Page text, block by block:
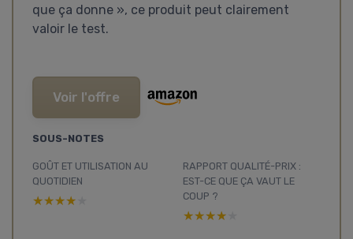
que ça donne », ce produit peut clairement
valoir le test.
Voir l'offre
SOUS-NOTES
GOÛT ET UTILISATION AU
QUOTIDIEN
★★★★★
★★★★★
RAPPORT QUALITÉ-PRIX :
EST-CE QUE ÇA VAUT LE
COUP ?
★★★★★
★★★★★